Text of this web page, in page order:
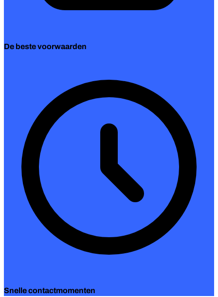
De beste voorwaarden
Snelle contactmomenten